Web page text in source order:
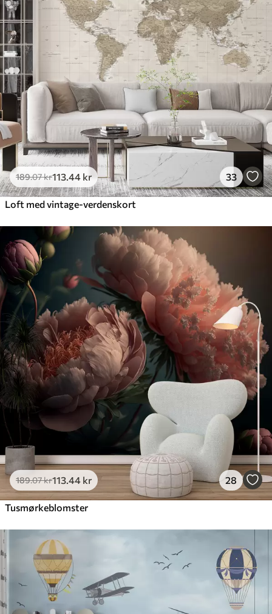
189.07kr113 .44 kr 33
Loft med vintage-verdenskort
189.07kr113 .44 kr 28
Tusmørkeblomster